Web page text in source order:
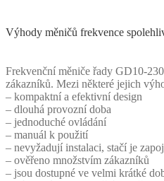
Výhody měničů frekvence
Frekvenční měniče řady GD10-
zákazníků. Mezi některé jejich
– kompaktní a efektivní design
– dlouhá provozní doba
– jednoduché ovládání
– manuál k použití
– nevyžadují instalaci, stačí je
– ověřeno množstvím zákazníků
– jsou dostupné ve velmi krátké